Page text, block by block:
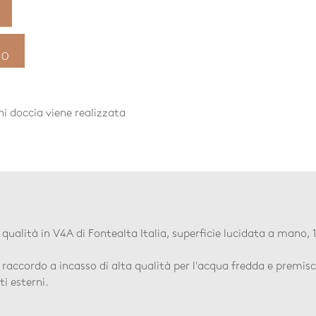
doccia viene realizzata
qualità in V4A di Fontealta Italia, superficie lucidata a mano,
a incasso di alta qualità per l'acqua fredda e
esterni.